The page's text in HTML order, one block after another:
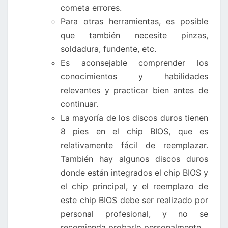
cometa errores.
Para otras herramientas, es posible
que también necesite pinzas,
soldadura, fundente, etc.
Es aconsejable comprender los
conocimientos y habilidades
relevantes y practicar bien antes de
continuar.
La mayoría de los discos duros tienen
8 pies en el chip BIOS, que es
relativamente fácil de reemplazar.
También hay algunos discos duros
donde están integrados el chip BIOS y
el chip principal, y el reemplazo de
este chip BIOS debe ser realizado por
personal profesional, y no se